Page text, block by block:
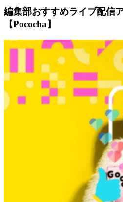
編集部おすすめライブ配信
【Pococha】